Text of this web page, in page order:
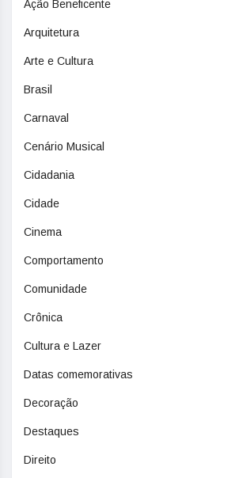
Ação Beneficente
Arquitetura
Arte e Cultura
Brasil
Carnaval
Cenário Musical
Cidadania
Cidade
Cinema
Comportamento
Comunidade
Crônica
Cultura e Lazer
Datas comemorativas
Decoração
Destaques
Direito